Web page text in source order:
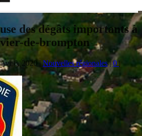
des dégâts importants à
de-brompton
Avr 6, 2020 |Nouvelles régionales|0 |